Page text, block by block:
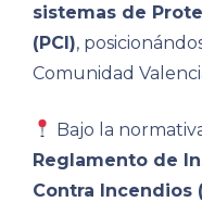
sistemas de
(PCI),
Comunidad
Bajo la
Reglamento de
Contra Incendios